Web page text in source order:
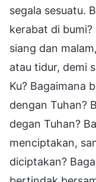
segala sesuatu.
kerabat di
siang dan
atau tidur, demi
Ku? Bagaimana
dengan Tuhan?
degan Tuhan?
menciptakan,
diciptakan?